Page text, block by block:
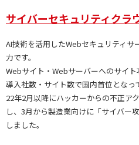
サイバーセキュリティクラ
AI技術を活用したWebセキュリティ
力です。
Webサイト・Webサーバーへのサイト
導入社数・サイト数で国内首位となっ
22年2月以降にハッカーからの不正ア
し、3月から製造業向けに「サイバー
しました。